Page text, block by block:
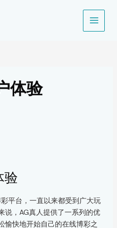
MAIN
体验
验
平台，一直以来都受到广大玩
说，AG真人提供了一系列的优
愉快地开始自己的在线博彩之